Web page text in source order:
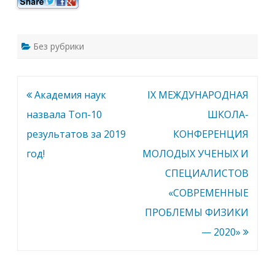
Без рубрики
Навигация
по
записям
Академия наук
назвала Топ-10
результатов за 2019
год!
IX МЕЖДУНАРОДНАЯ
ШКОЛА-
КОНФЕРЕНЦИЯ
МОЛОДЫХ УЧЕНЫХ И
СПЕЦИАЛИСТОВ
«СОВРЕМЕННЫЕ
ПРОБЛЕМЫ ФИЗИКИ
— 2020»